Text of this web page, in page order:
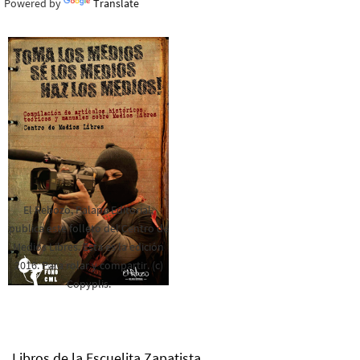
Powered by Translate
El Rebozo, Palapa Editorial,
publica este folleto del Centro de
Medios Libres. Esta es la edición
2016. Para rolar y compartir. (c)
Copyplis.